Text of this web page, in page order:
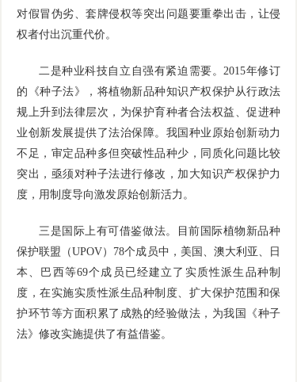
对假冒伪劣、套牌侵权等突出问题要重拳出击，让侵
权者付出沉重代价。
二是种业科技自立自强有紧迫需要。2015年修订
的《种子法》，将植物新品种知识产权保护从行政法
规上升到法律层次，为保护育种者合法权益、促进种
业创新发展提供了法治保障。我国种业原始创新动力
不足，审定品种多但突破性品种少，同质化问题比较
突出，亟须对种子法进行修改，加大知识产权保护力
度，用制度导向激发原始创新活力。
三是国际上有可借鉴做法。目前国际植物新品种
保护联盟（UPOV） 78个成员中，美国、澳大利亚、日
本、巴西等69个成员已经建立了实质性派生品种制
度，在实施实质性派生品种制度、扩大保护范围和保
护环节等方面积累了成熟的经验做法，为我国《种子
法》修改实施提供了有益借鉴。